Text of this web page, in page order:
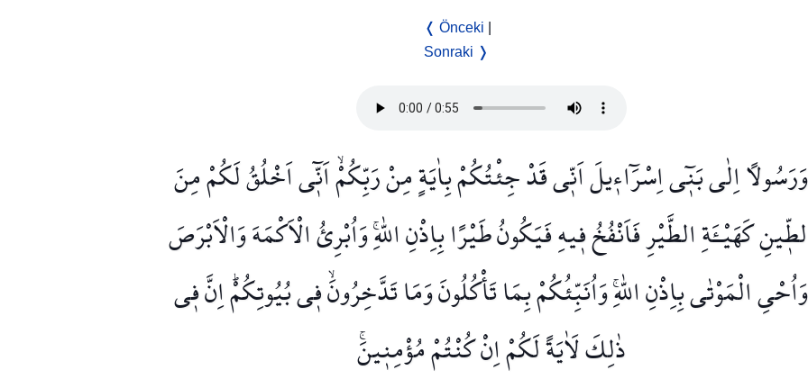
❬ Önceki
Sonraki ❭
وَرَسُولًا اِلٰى بَن۪ٓي اِسْرَٓاء۪يلَ اَنّ۪ي قَدْ جِئْتُكُمْ بِاٰيَةٍ مِنْ رَبِّكُمْۙ اَنّ۪ٓي اَخْلُقُ لَكُمْ مِنَ
كَهَيْـَٔةِ الطَّيْرِ فَاَنْفُخُ ف۪يهِ فَيَكُونُ طَيْرًا بِاِذْنِ اللّٰهِۚ وَاُبْرِئُ الْاَكْمَهَ وَالْاَبْرَصَ
وَاُحْيِ الْمَوْتٰى بِاِذْنِ اللّٰهِۚ وَاُنَبِّئُكُمْ بِمَا تَأْكُلُونَ وَمَا تَدَّخِرُونَۙ ف۪ي بُيُوتِكُمْۜ اِنَّ ف۪ي
ذٰلِكَ لَاٰيَةً لَكُمْ اِنْ كُنْتُمْ مُؤْمِن۪ينَۚ